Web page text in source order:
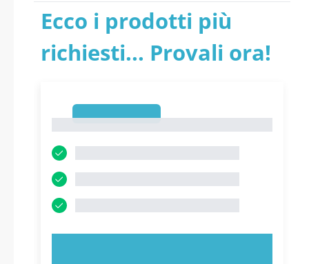
Ecco i prodotti più
richiesti... Provali ora!